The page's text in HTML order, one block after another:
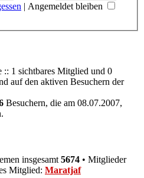
| Angemeldet bleiben
:: 1 sichtbares Mitglied und 0
auf den aktiven Besuchern der
Besuchern, die am 08.07.2007,
insgesamt 5674 • Mitglieder
Mitglied: Maratjaf